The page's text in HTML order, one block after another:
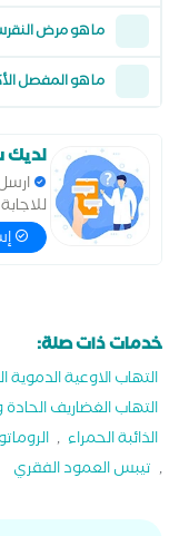
ما هو مرض
ما هو المفصل
لديك
خدمات ذات صلة:
التهاب الاوعية الدموية
التهاب الغضاريف الحادة
الذائبة الحمراء ,
, تيبس العمود الفقري